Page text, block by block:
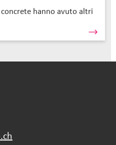
hanno avuto altri
ch